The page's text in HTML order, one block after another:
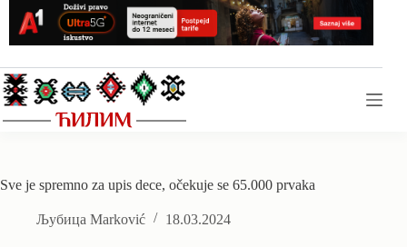
content
Sve je spremno za upis dece, očekuje se 65.000 prvaka
Љубица Marković 18.03.2024